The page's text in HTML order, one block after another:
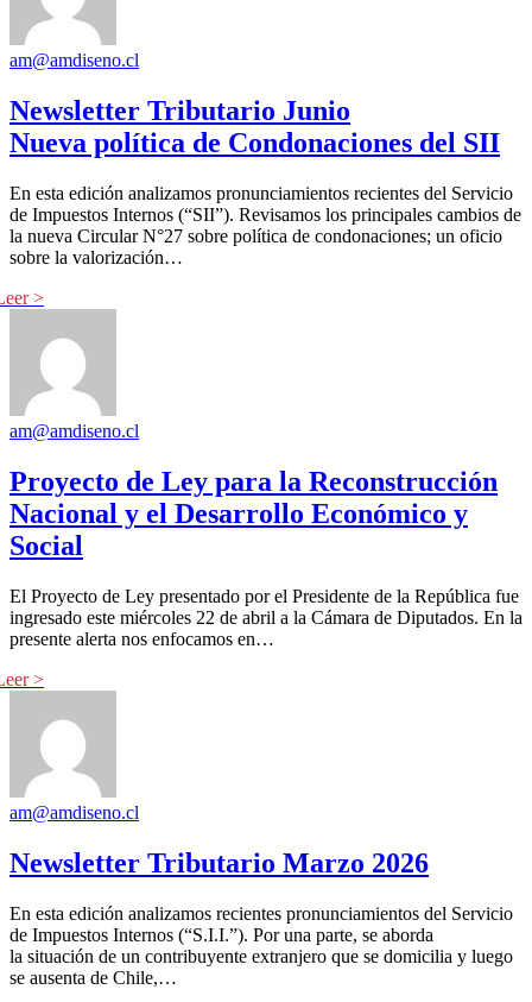
am@amdiseno.cl
Newsletter Tributario Junio
Nueva política de Condonaciones del SII
En esta edición analizamos pronunciamientos recientes del Servicio
de Impuestos Internos (“SII”). Revisamos los principales cambios de
la nueva Circular N°27 sobre política de condonaciones; un oficio
sobre la valorización…
am@amdiseno.cl
Proyecto de Ley para la Reconstrucción
Nacional y el Desarrollo Económico y
Social
El Proyecto de Ley presentado por el Presidente de la República fue
ingresado este miércoles 22 de abril a la Cámara de Diputados. En la
presente alerta nos enfocamos en…
am@amdiseno.cl
Newsletter Tributario Marzo 2026
En esta edición analizamos recientes pronunciamientos del Servicio
de Impuestos Internos (“S.I.I.”). Por una parte, se aborda
la situación de un contribuyente extranjero que se domicilia y luego
se ausenta de Chile,…